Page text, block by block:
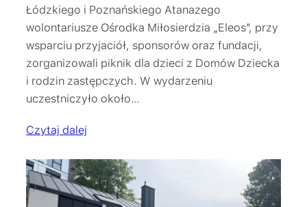
Łódzkiego i Poznańskiego Atanazego
wolontariusze Ośrodka Miłosierdzia „Eleos”, przy
wsparciu przyjaciół, sponsorów oraz fundacji,
zorganizowali piknik dla dzieci z Domów Dziecka
i rodzin zastępczych. W wydarzeniu
uczestniczyło około…
Czytaj dalej